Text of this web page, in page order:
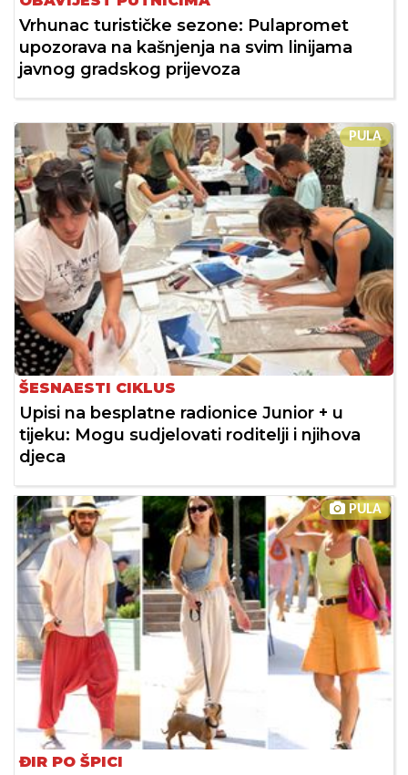
Vrhunac turističke sezone: Pulapromet
upozorava na kašnjenja na svim linijama
javnog gradskog prijevoza
PULA
ŠESNAESTI CIKLUS
Upisi na besplatne radionice Junior + u
tijeku: Mogu sudjelovati roditelji i njihova
djeca
PULA
ĐIR PO ŠPICI